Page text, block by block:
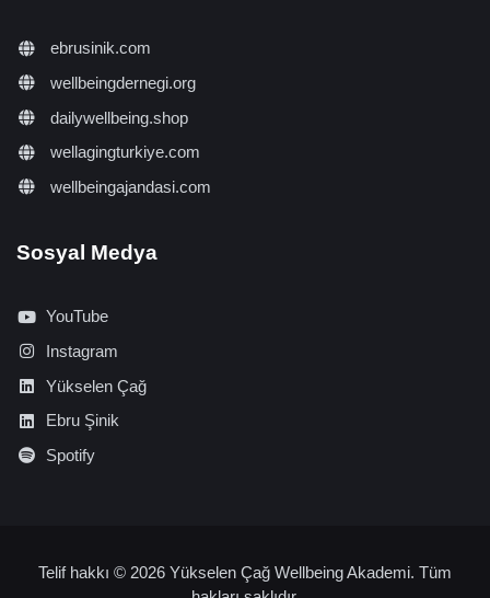
ebrusinik.com
wellbeingdernegi.org
dailywellbeing.shop
wellagingturkiye.com
wellbeingajandasi.com
Sosyal Medya
YouTube
Instagram
Yükselen Çağ
Ebru Şinik
Spotify
Telif hakkı © 2026 Yükselen Çağ Wellbeing Akademi. Tüm